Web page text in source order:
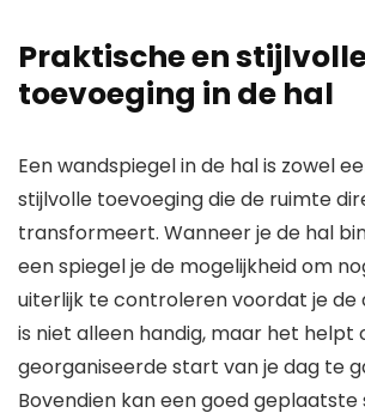
Praktische en
toevoeging in de hal
Een wandspiegel in de hal is zowel
stijlvolle toevoeging die de ruimte
transformeert. Wanneer je de hal
een spiegel je de mogelijkheid om
uiterlijk te controleren voordat je de
is niet alleen handig, maar het helpt
georganiseerde start van je dag te
Bovendien kan een goed geplaatste